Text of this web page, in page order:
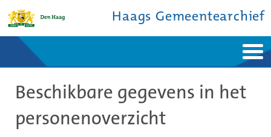
Haags Gemeentearchief
Ontdek de stad
De studiezaal
Bronnen en collecties
Contact
Beschikbare gegevens in het
personenoverzicht